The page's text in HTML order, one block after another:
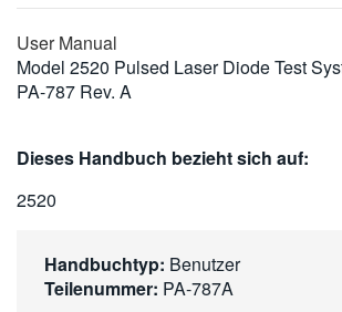
简体中文
日本語
繁體中文
User Manual
Model 2520 Pulsed Laser Diode Test
PA-787 Rev. A
Dieses Handbuch bezieht sich auf:
2520
Handbuchtyp: Benutzer
Teilenummer: PA-787A